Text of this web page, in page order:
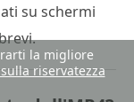
su schermi
la migliore
riservatezza